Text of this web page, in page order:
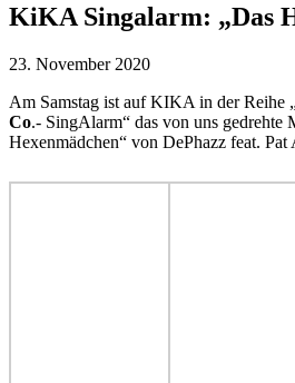
KiKA Singalarm: „Das
23. November 2020
Am Samstag ist auf KIKA in der Reihe
Co.- SingAlarm“ das von uns gedrehte
Hexenmädchen“ von DePhazz feat. Pat